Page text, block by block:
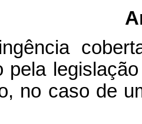
pela
no caso de